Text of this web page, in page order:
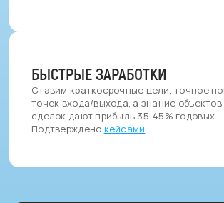
БЫСТРЫЕ ЗАРАБОТКИ
Ставим краткосрочные цели, точное
точек входа/выхода, а знание
сделок дают прибыль 35-45% годовых.
Подтверждено кейсами